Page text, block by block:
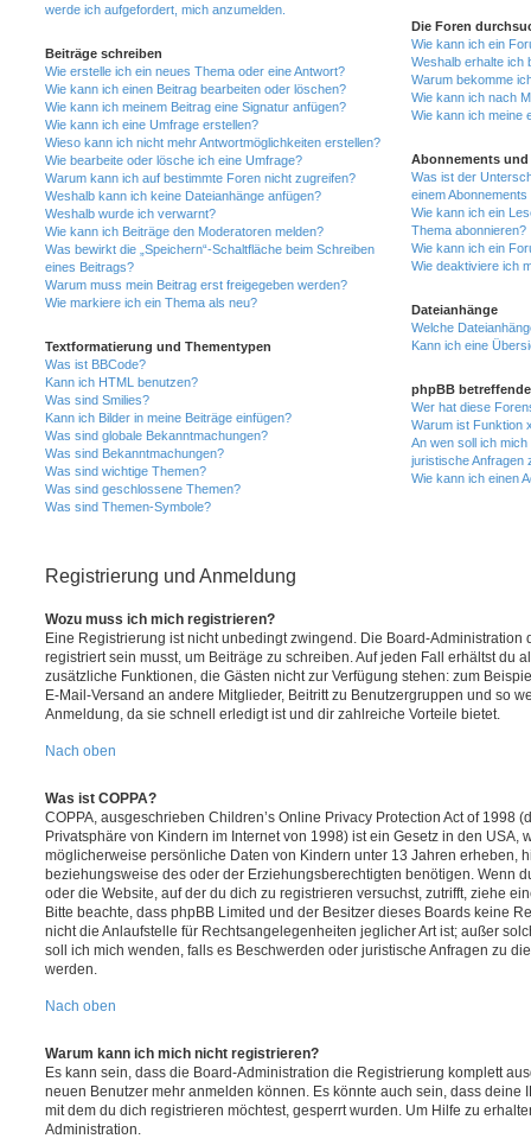
werde ich aufgefordert, mich anzumelden.
Beiträge schreiben
Wie erstelle ich ein neues Thema oder eine Antwort?
Wie kann ich einen Beitrag bearbeiten oder löschen?
Wie kann ich meinem Beitrag eine Signatur anfügen?
Wie kann ich eine Umfrage erstellen?
Wieso kann ich nicht mehr Antwortmöglichkeiten erstellen?
Wie bearbeite oder lösche ich eine Umfrage?
Warum kann ich auf bestimmte Foren nicht zugreifen?
Weshalb kann ich keine Dateianhänge anfügen?
Weshalb wurde ich verwarnt?
Wie kann ich Beiträge den Moderatoren melden?
Was bewirkt die „Speichern“-Schaltfläche beim Schreiben
eines Beitrags?
Warum muss mein Beitrag erst freigegeben werden?
Wie markiere ich ein Thema als neu?
Textformatierung und Thementypen
Was ist BBCode?
Kann ich HTML benutzen?
Was sind Smilies?
Kann ich Bilder in meine Beiträge einfügen?
Was sind globale Bekanntmachungen?
Was sind Bekanntmachungen?
Was sind wichtige Themen?
Was sind geschlossene Themen?
Was sind Themen-Symbole?
Die Foren
Wie kann ich ein
Weshalb erhalte ich
Warum bekomme
Wie kann ich nach
Wie kann ich meine
Abonnements und
Was ist der
einem
Wie kann ich ein
Thema abonnieren?
Wie kann ich ein
Wie deaktiviere ich
Dateianhänge
Welche
Kann ich eine
phpBB
Wer hat diese
Warum ist Funktion
An wen soll ich
juristische Anfragen
Wie kann ich einen
Registrierung und Anmeldung
Wozu muss ich mich registrieren?
Eine Registrierung ist nicht unbedingt zwingend. Die Board-Administration
registriert sein musst, um Beiträge zu schreiben. Auf jeden Fall erhältst du
zusätzliche Funktionen, die Gästen nicht zur Verfügung stehen: zum
E-Mail-Versand an andere Mitglieder, Beitritt zu Benutzergruppen und so
Anmeldung, da sie schnell erledigt ist und dir zahlreiche Vorteile bietet.
Nach oben
Was ist COPPA?
COPPA, ausgeschrieben Children’s Online Privacy Protection Act of 1998
Privatsphäre von Kindern im Internet von 1998) ist ein Gesetz in den USA,
möglicherweise persönliche Daten von Kindern unter 13 Jahren erheben,
beziehungsweise des oder der Erziehungsberechtigten benötigen. Wenn
oder die Website, auf der du dich zu registrieren versuchst, zutrifft, ziehe
Bitte beachte, dass phpBB Limited und der Besitzer dieses Boards keine
nicht die Anlaufstelle für Rechtsangelegenheiten jeglicher Art ist; außer
soll ich mich wenden, falls es Beschwerden oder juristische Anfragen zu
werden.
Nach oben
Warum kann ich mich nicht registrieren?
Es kann sein, dass die Board-Administration die Registrierung komplett
neuen Benutzer mehr anmelden können. Es könnte auch sein, dass deine
mit dem du dich registrieren möchtest, gesperrt wurden. Um Hilfe zu
Administration.